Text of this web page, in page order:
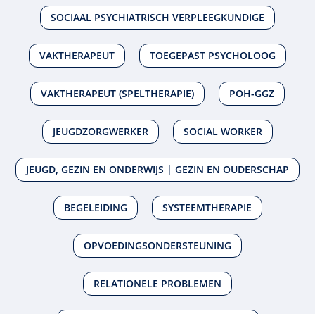
SOCIAAL PSYCHIATRISCH VERPLEEGKUNDIGE
VAKTHERAPEUT TOEGEPAST PSYCHOLOOG
VAKTHERAPEUT (SPELTHERAPIE) POH-GGZ
JEUGDZORGWERKER SOCIAL WORKER
JEUGD, GEZIN EN ONDERWIJS | GEZIN EN OUDERSCHAP
BEGELEIDING SYSTEEMTHERAPIE
OPVOEDINGSONDERSTEUNING
RELATIONELE PROBLEMEN